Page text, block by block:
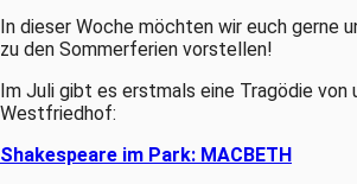
In dieser Woche möchten wir euch gerne
zu den Sommerferien vorstellen!
Im Juli gibt es erstmals eine Tragödie von
Westfriedhof:
Shakespeare im Park: MACBETH